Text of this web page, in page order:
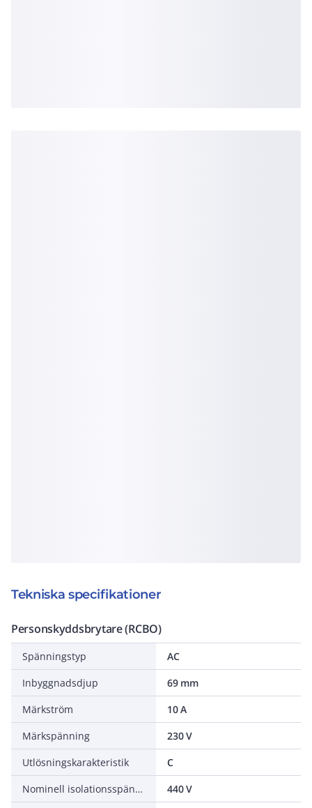
Tekniska specifikationer
Personskyddsbrytare (RCBO)
Spänningstyp
AC
Inbyggnadsdjup
69 mm
Märkström
10 A
Märkspänning
230 V
Utlösningskarakteristik
C
Nominell isolationsspänning
440 V